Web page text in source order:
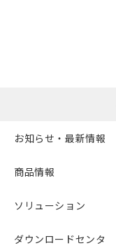
お知らせ・最新情報
商品情報
ソリューション
ダウンロードセンタ